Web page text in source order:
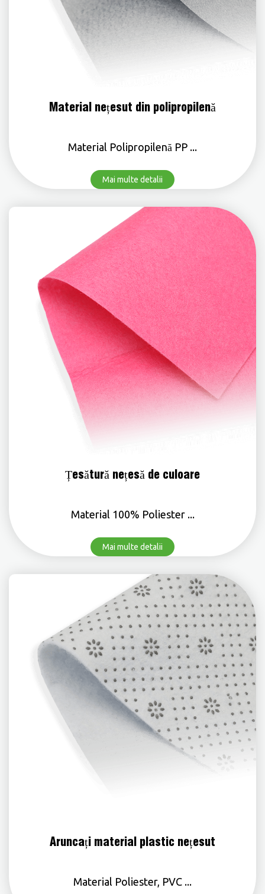
Material nețesut din polipropilenă
Material Polipropilenă PP ...
Mai multe detalii
Țesătură nețesă de culoare
Material 100% Poliester ...
Mai multe detalii
Aruncați material plastic nețesut
Material Poliester, PVC ...